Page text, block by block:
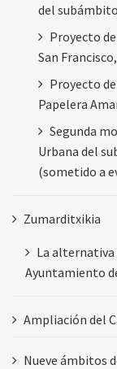
del
Proyecto
San
Proyecto
Papelera
Segunda
Urbana del
(sometido a
Zumarditxikia
La
Ayuntamiento
Ampliación del
Nueve ámbitos